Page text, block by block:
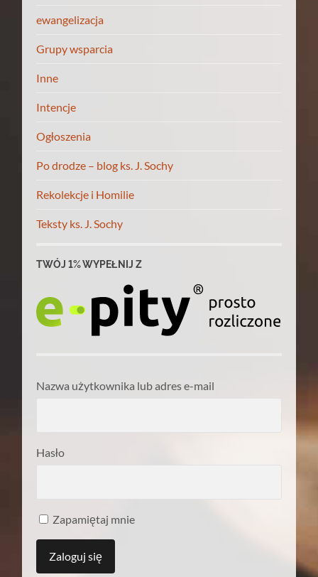
ewangelizacja
Grupy wsparcia
Inne
Intencje
Ogłoszenia
Po drodze – blog ks. J. Sochy
Rekolekcje i Homilie
Teksty ks. J. Sochy
TWÓJ 1% WYPEŁNIJ Z
Nazwa użytkownika lub adres e-mail
Hasło
Zapamiętaj mnie